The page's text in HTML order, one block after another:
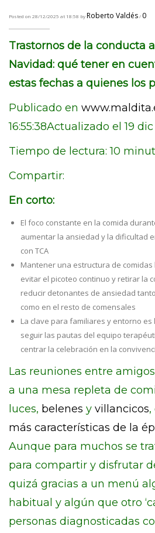
Posted on 28/12/2025 at 18:58 byRoberto Valdés/ 0
Trastornos de la conducta
Navidad: qué tener en
estas fechas a quienes los
Publicado en
16:55:38Actualizado el 19 dic
Tiempo de lectura: 10
Compartir:
En corto:
El foco constante en la comida
aumentar la ansiedad y la dificultad
con TCA
Mantener una estructura de
evitar el picoteo continuo y retirar la
reducir detonantes de ansiedad
como en el resto de comensales
La clave para familiares y entorno
seguir las pautas del equipo
centrar la celebración en la
Las reuniones entre
a una mesa repleta de
luces, belenes y villancicos,
más características de la
Aunque para muchos se
para compartir y disfrutar
quizá gracias a un menú
habitual y algún que otro
personas diagnosticadas